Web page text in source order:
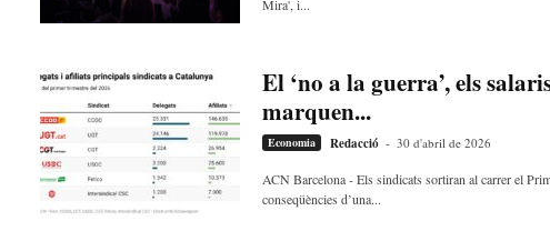
Mira', i...
El ‘no a la guerra’, els
marquen...
Economia Redacció - 30 d'abril de 2026
ACN Barcelona - Els sindicats sortiran al carrer el
conseqüències d’una...